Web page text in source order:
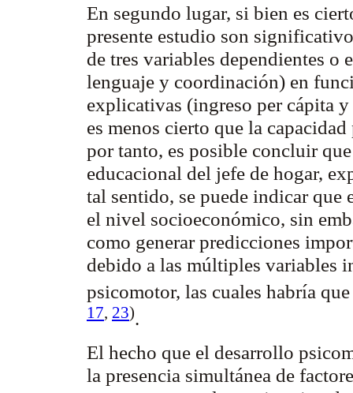
En segundo lugar, si bien es
presente estudio son
de tres variables dependientes
lenguaje y coordinación) en
explicativas (ingreso per cápita
es menos cierto que la
por tanto, es posible concluir
educacional del jefe de hogar,
tal sentido, se puede indicar
el nivel socioeconómico, sin
como generar predicciones
debido a las múltiples variables
psicomotor, las cuales habría
17, 23).
El hecho que el desarrollo
la presencia simultánea de